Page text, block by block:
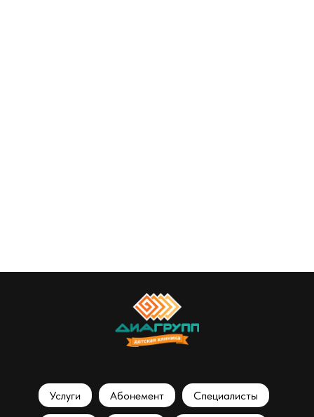
Услуги Абонемент Специалисты